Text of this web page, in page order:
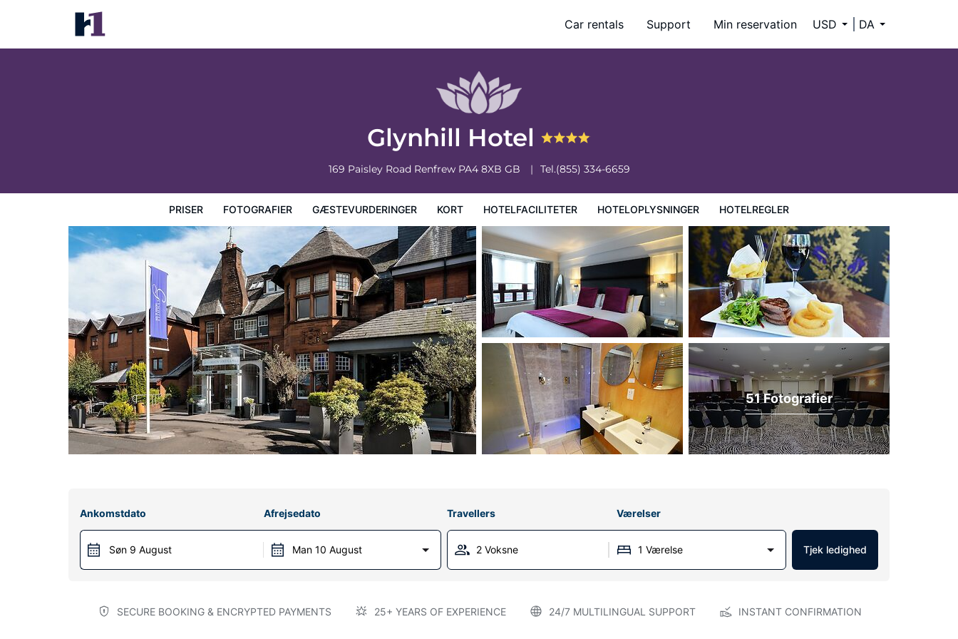
Car rentals Support Min reservation USD DA
Glynhill Hotel
169 Paisley Road Renfrew PA4 8XB GB Tel.(855) 334-6659
PRISER FOTOGRAFIER GÆSTEVURDERINGER KORT HOTELFACILITETER HOTELOPLYSNINGER HOTELREGLER
Glynhill Hotel
Priser
51 Fotografier
Ankomstdato
Søn 9 August
Afrejsedato
Man 10 August
Travellers Værelser
2 Voksne 1 Værelse Tjek ledighed
SECURE BOOKING & ENCRYPTED PAYMENTS 25+ YEARS OF EXPERIENCE 24/7 MULTILINGUAL SUPPORT INSTANT CONFIRMATION